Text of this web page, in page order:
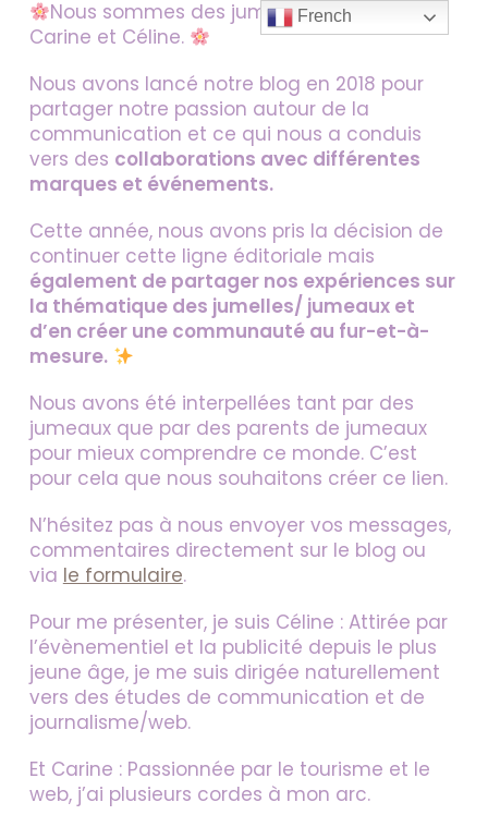
Nous sommes des jumelles très proches,
Carine et Céline.
Nous avons lancé notre blog en 2018 pour
partager notre passion autour de la
communication et ce qui nous a conduis
vers des collaborations avec différentes
marques et événements.
Cette année, nous avons pris la décision de
continuer cette ligne éditoriale mais
également de partager nos expériences sur
la thématique des jumelles/ jumeaux et
d’en créer une communauté au fur-et-à-
mesure.
Nous avons été interpellées tant par des
jumeaux que par des parents de jumeaux
pour mieux comprendre ce monde. C’est
pour cela que nous souhaitons créer ce lien.
N’hésitez pas à nous envoyer vos messages,
commentaires directement sur le blog ou
via le formulaire.
Pour me présenter, je suis Céline : Attirée par
l’évènementiel et la publicité depuis le plus
jeune âge, je me suis dirigée naturellement
vers des études de communication et de
journalisme/web.
Et Carine : Passionnée par le tourisme et le
web, j’ai plusieurs cordes à mon arc.
French